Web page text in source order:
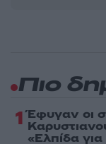
Πιο
1 Έφυγαν οι
«Ελπίδα